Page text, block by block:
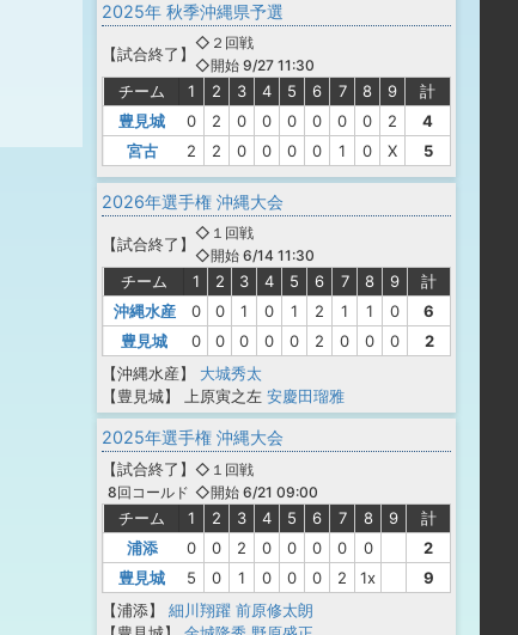
2025年 秋季沖縄県予選
【試合終了 】
◇２回戦
◇開始 9/27 11:30
チーム 1 2 3 4 5 6 7 8 9
計
豊見城
0 2 0 0 0 0 0 0 2
4
宮古
2 2 0 0 0 0 1 0 X 5
2026年選手権 沖縄大会
【試合終了 】
◇１回戦
◇開始 6/14 11:30
チーム 1 2 3 4 5 6 7 8 9
計
沖縄水産
0 0 1 0 1 2 1 1 0
6
豊見城
0 0 0 0 0 2 0 0 0
2
【沖縄水産】
大城秀太
【豊見城】
上原寅之左 安慶田瑠雅
2025年選手権 沖縄大会
【試合終了 】
8回コールド
◇１回戦
◇開始 6/21 09:00
チーム 1 2 3 4 5 6 7 8 9
計
浦添
0 0 2 0 0 0 0 0
2
豊見城
5 0 1 0 0 0 2 1x
9
【浦添】
細川翔躍 前原修太朗